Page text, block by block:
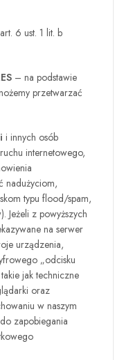
6 ust. 1 lit. b
– na podstawie
przetwarzać
i innych osób
internetowego,
nadużyciom,
typu flood/spam,
Jeżeli z powyższych
na serwer
urządzenia,
„odcisku
jak techniczne
oraz
w naszym
zapobiegania